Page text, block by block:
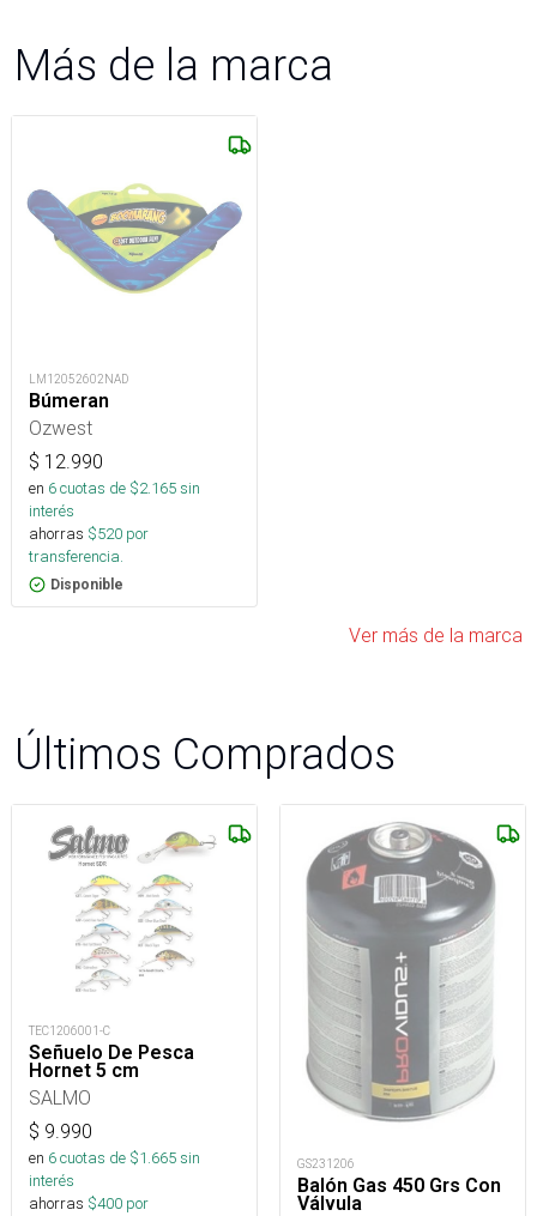
Más de la marca
LM12052602NAD
Búmeran
Ozwest
$ 12.990
en 6cuotas de $2.165sin
interés
ahorras $520 por
transferencia.
Disponible
Ver más de la marca
Últimos Comprados
TEC1206001-C
Señuelo De Pesca
Hornet 5 cm
SALMO
$ 9.990
en 6cuotas de $1.665sin
interés
ahorras $400 por
GS231206
Balón Gas 450 Grs Con
Válvula